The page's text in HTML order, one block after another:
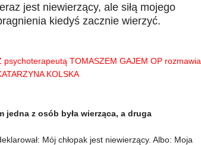
jest niewierzący, ale siłą mojego
kiedyś zacznie wierzyć.
psychoterapeutą TOMASZEM GAJEM OP rozmawia
KOLSKA
jedna z osób była wierząca, a druga
Mój chłopak jest niewierzący. Albo: Moja